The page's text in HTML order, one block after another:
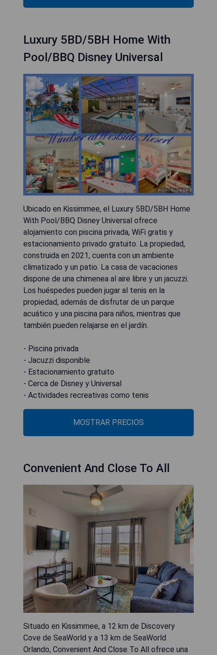
Luxury 5BD/5BH Home With
Pool/BBQ Disney Universal
Ubicado en Kissimmee, el Luxury 5BD/5BH Home
With Pool/BBQ Disney Universal ofrece
alojamiento con piscina privada, WiFi gratis y
estacionamiento privado gratuito. La propiedad,
construida en 2021, cuenta con un ambiente
climatizado y un patio. La casa de vacaciones
dispone de una chimenea al aire libre y un jacuzzi.
Los huéspedes pueden jugar al tenis en la
propiedad, además de disfrutar de un parque
acuático y una piscina para niños, mientras que
también pueden relajarse en el jardín.
- Piscina privada
- Jacuzzi disponible
- Estacionamiento gratuito
- Cerca de Disney y Universal
- Actividades recreativas como tenis
MOSTRAR PRECIOS
Convenient And Close To All
Situado en Kissimmee, a 12 km de Discovery
Cove de SeaWorld y a 13 km de SeaWorld
Orlando, Convenient And Close To All ofrece una